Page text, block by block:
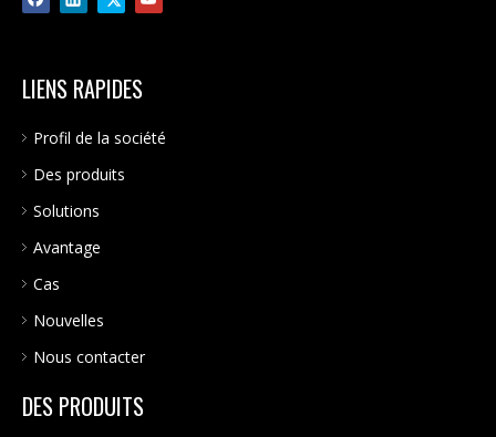
LIENS RAPIDES
Profil de la société
Des produits
Solutions
Avantage
Cas
Nouvelles
Nous contacter
DES PRODUITS